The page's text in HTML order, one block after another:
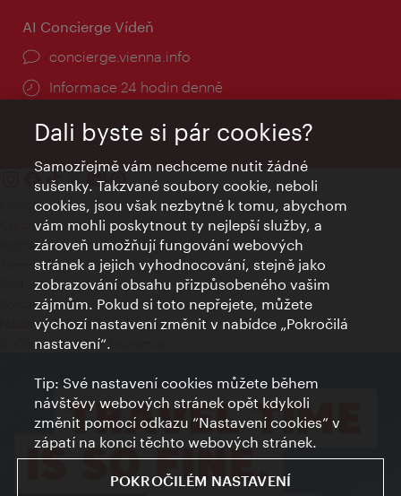
AI Concierge Vídeň
concierge.vienna.info
Informace 24 hodin denně
Kontakty
Credits
Prohlášení o ochraně osobních údajů
Terms of Use
Přístupnost
Kontakt pro tisk
Nastavení cookies
© Copyright Wien Tourismus
Dali byste si pár cookies?
Samozřejmě vám nechceme nutit žádné
sušenky. Takzvané soubory cookie, neboli
cookies, jsou však nezbytné k tomu, abychom
vám mohli poskytnout ty nejlepší služby, a
zároveň umožňují fungování webových
stránek a jejich vyhodnocování, stejně jako
zobrazování obsahu přizpůsobeného vašim
zájmům. Pokud si toto nepřejete, můžete
výchozí nastavení změnit v nabídce „Pokročilá
nastavení“.
Tip: Své nastavení cookies můžete během
návštěvy webových stránek opět kdykoli
změnit pomocí odkazu “Nastavení cookies” v
zápatí na konci těchto webových stránek.
POKROČILÉM NASTAVENÍ